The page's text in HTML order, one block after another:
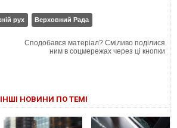
рух Верховний Рада
Сподобався матеріал? Сміливо поділися
ним в соцмережах через ці кнопки
ІНШІ НОВИНИ ПО ТЕМІ